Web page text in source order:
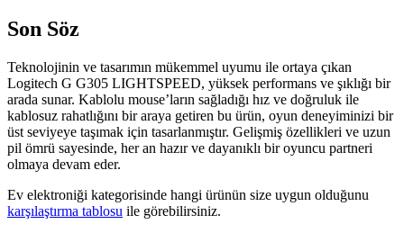
Son Söz
Teknolojinin ve tasarımın mükemmel uyumu ile ortaya çıkan
Logitech G G305 LIGHTSPEED, yüksek performans ve şıklığı bir
arada sunar. Kablolu mouse’ların sağladığı hız ve doğruluk ile
kablosuz rahatlığını bir araya getiren bu ürün, oyun deneyiminizi bir
üst seviyeye taşımak için tasarlanmıştır. Gelişmiş özellikleri ve uzun
pil ömrü sayesinde, her an hazır ve dayanıklı bir oyuncu partneri
olmaya devam eder.
Ev elektroniği kategorisinde hangi ürünün size uygun olduğunu
karşılaştırma tablosu ile görebilirsiniz.